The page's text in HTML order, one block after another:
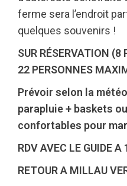
ferme sera l’endroit
quelques souvenirs !
SUR RÉSERVATION
22 PERSONNES
Prévoir selon la
parapluie + baskets
confortables pour
RDV AVEC LE GUIDE A
RETOUR A MILLAU